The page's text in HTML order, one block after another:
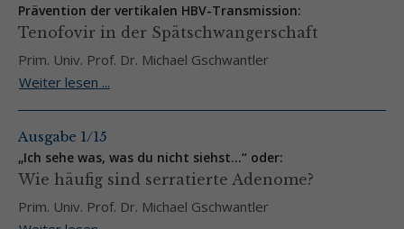
Prävention der vertikalen HBV-Transmission:
Tenofovir in der Spätschwangerschaft
Prim. Univ. Prof. Dr. Michael Gschwantler
Weiter lesen ...
Ausgabe 1/15
„Ich sehe was, was du nicht siehst...“ oder:
Wie häufig sind serratierte Adenome?
Prim. Univ. Prof. Dr. Michael Gschwantler